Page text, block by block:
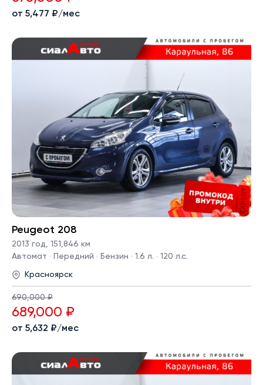
от 5,477 ₽/мес
Peugeot 208
2013 год, 151,846 км
Автомат · Передний · Бензин · 1.6 л. · 120 л.с.
Красноярск
690,000 ₽
689,000 ₽
от 5,632 ₽/мес